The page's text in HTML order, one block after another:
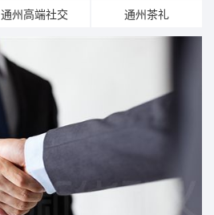
通州高端社交 通州茶礼